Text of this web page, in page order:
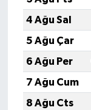
4 Ağu Sal
5 Ağu Çar
6 Ağu Per
7 Ağu Cum
8 Ağu Cts